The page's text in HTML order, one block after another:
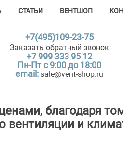
СТАТЬИ ВЕНТШОП
+7(495)109-23-75
Заказать обратный звонок
+7 999 333 95 12
Пн-Пт с 9:00 до 18:00
email: sale@vent-shop.ru
благодаря
и